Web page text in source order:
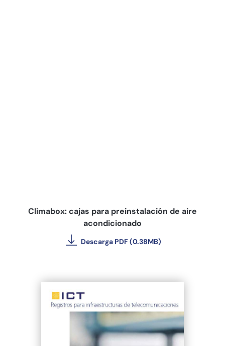
Climabox: cajas para preinstalación de aire
acondicionado
Descarga PDF (0.38MB)